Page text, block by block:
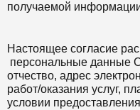
получаемой
Настоящее согласие
персональные данные
отчество, адрес
работ/оказания услуг,
условии